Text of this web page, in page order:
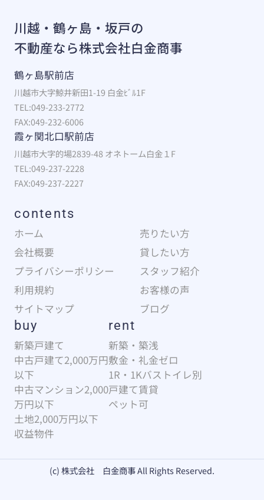
川越・鶴ヶ島・坂戸の
不動産なら株式会社白金商事
鶴ヶ島駅前店
川越市大字鯨井新田1-19 白金ﾋﾞﾙ1F
TEL:049-233-2772
FAX:049-232-6006
霞ヶ関北口駅前店
川越市大字的場2839-48 オネトーム白金１F
TEL:049-237-2228
FAX:049-237-2227
contents
ホーム
売りたい方
会社概要
貸したい方
プライバシーポリシー
スタッフ紹介
利用規約
お客様の声
サイトマップ
ブログ
buy
新築戸建て
中古戸建て2,000万円
以下
中古マンション2,000
万円以下
土地2,000万円以下
収益物件
rent
新築・築浅
敷金・礼金ゼロ
1R・1Kバストイレ別
戸建て賃貸
ペット可
(c) 株式会社 白金商事 All Rights Reserved.